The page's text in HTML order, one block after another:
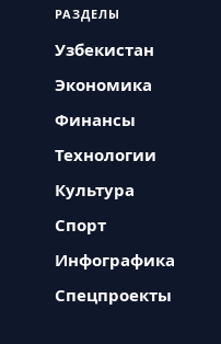
РАЗДЕЛЫ
Узбекистан
Экономика
Финансы
Технологии
Культура
Спорт
Инфографика
Спецпроекты